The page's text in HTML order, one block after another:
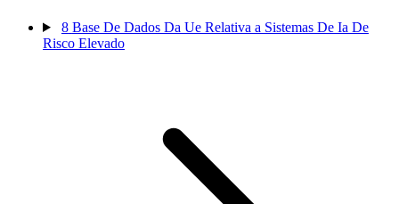
8 Base De Dados Da Ue Relativa a Sistemas De Ia De
Risco Elevado